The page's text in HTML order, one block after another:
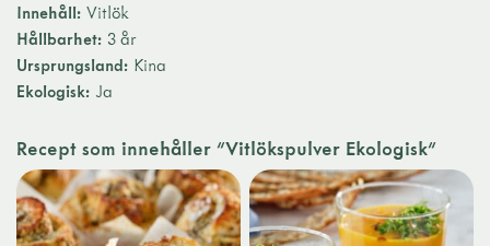
Innehåll: Vitlök
Hållbarhet: 3 år
Ursprungsland: Kina
Ekologisk: Ja
Recept som innehåller "Vitlökspulver Ekologisk"